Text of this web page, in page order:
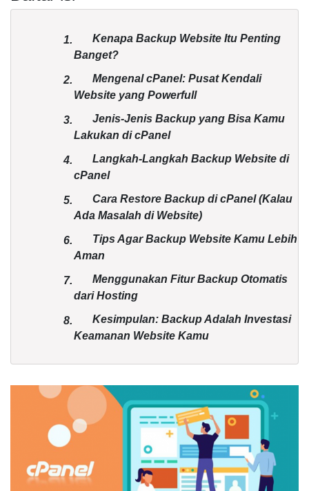
1.
Kenapa Backup Website Itu Penting
Banget?
2.
Mengenal cPanel: Pusat Kendali
Website yang Powerfull
3.
Jenis-Jenis Backup yang Bisa Kamu
Lakukan di cPanel
4.
Langkah-Langkah Backup Website di
cPanel
5.
Cara Restore Backup di cPanel (Kalau
Ada Masalah di Website)
6.
Tips Agar Backup Website Kamu Lebih
Aman
7.
Menggunakan Fitur Backup Otomatis
dari Hosting
8.
Kesimpulan: Backup Adalah Investasi
Keamanan Website Kamu